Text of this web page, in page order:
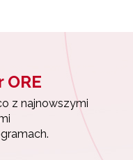
z najnowszymi